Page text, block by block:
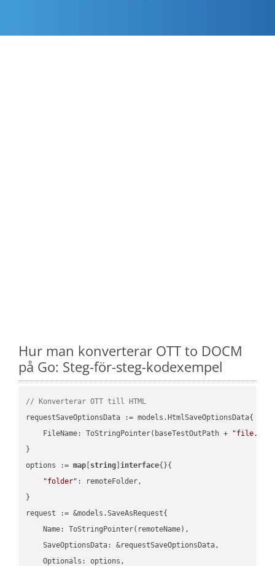
Hur man konverterar OTT to DOCM
på Go: Steg-för-steg-kodexempel
// Konverterar OTT till HTML
requestSaveOptionsData := models.HtmlSaveOptionsData{
    FileName: ToStringPointer(baseTestOutPath +
"file.OTT"
}
options := map string ]interface{}{
"folder" : remoteFolder,
}
request := &models.SaveAsRequest{
    Name: ToStringPointer(remoteName),
    SaveOptionsData: &requestSaveOptionsData,
    Optionals: options,